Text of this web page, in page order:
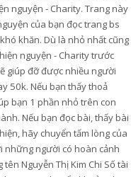
nguyện - Charity. Trang này
của bạn đọc trang bs
khăn. Dù là nhỏ nhất cũng
nguyện - Charity trước
giúp đỡ được nhiều người
50k. Nếu bạn thấy thoả
bạn 1 phần nhỏ trên con
Nếu bạn đọc bài, thấy bài
hãy chuyển tấm lòng của
những người có hoàn cảnh
Nguyễn Thị Kim Chi Số tài